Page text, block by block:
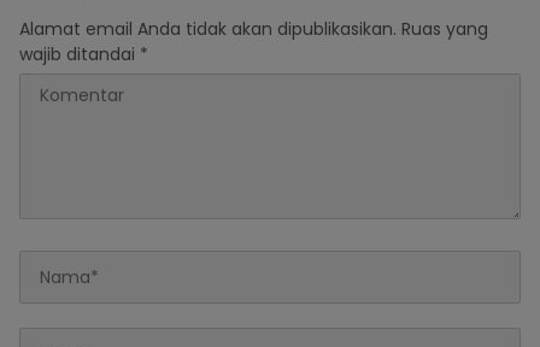
Alamat email Anda tidak akan dipublikasikan. Ruas yang
wajib ditandai *